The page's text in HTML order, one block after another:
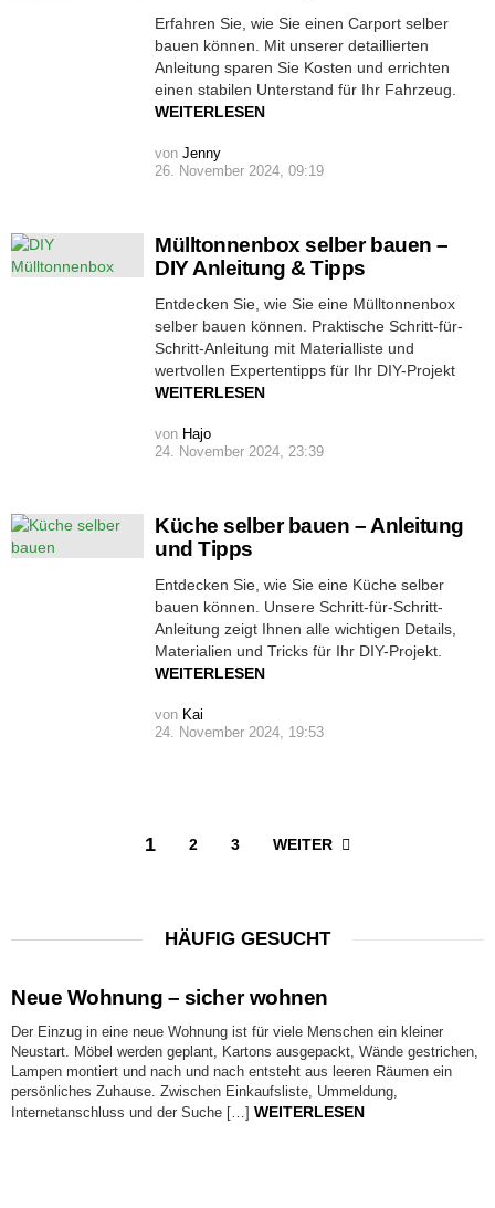
Erfahren Sie, wie Sie einen Carport selber
bauen können. Mit unserer detaillierten
Anleitung sparen Sie Kosten und errichten
einen stabilen Unterstand für Ihr Fahrzeug.
WEITERLESEN
von Jenny
26. November 2024, 09:19
Mülltonnenbox selber bauen –
DIY Anleitung & Tipps
Entdecken Sie, wie Sie eine Mülltonnenbox
selber bauen können. Praktische Schritt-für-
Schritt-Anleitung mit Materialliste und
wertvollen Expertentipps für Ihr DIY-Projekt
WEITERLESEN
von Hajo
24. November 2024, 23:39
Küche selber bauen – Anleitung
und Tipps
Entdecken Sie, wie Sie eine Küche selber
bauen können. Unsere Schritt-für-Schritt-
Anleitung zeigt Ihnen alle wichtigen Details,
Materialien und Tricks für Ihr DIY-Projekt.
WEITERLESEN
von Kai
24. November 2024, 19:53
1 2 3 WEITER
HÄUFIG GESUCHT
Neue Wohnung – sicher wohnen
Der Einzug in eine neue Wohnung ist für viele Menschen ein kleiner
Neustart. Möbel werden geplant, Kartons ausgepackt, Wände gestrichen,
Lampen montiert und nach und nach entsteht aus leeren Räumen ein
persönliches Zuhause. Zwischen Einkaufsliste, Ummeldung,
Internetanschluss und der Suche […] WEITERLESEN